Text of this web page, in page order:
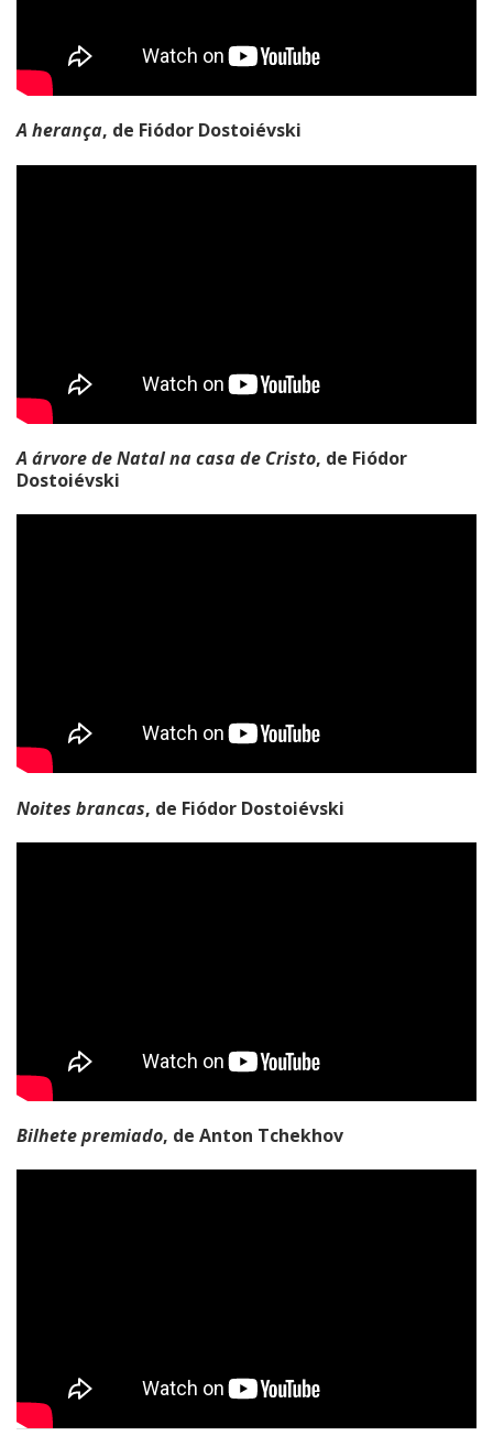
A herança, de Fiódor Dostoiévski
A árvore de Natal na casa de Cristo, de Fiódor
Dostoiévski
Noites brancas, de Fiódor Dostoiévski
Bilhete premiado, de Anton Tchekhov